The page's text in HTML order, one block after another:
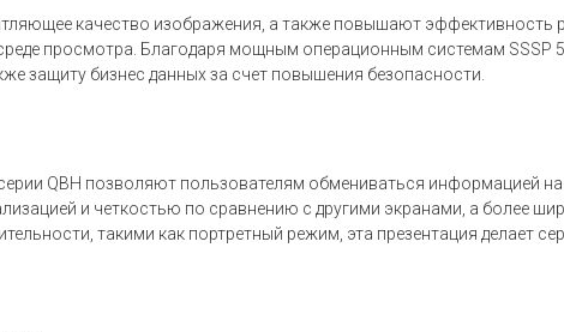
качество изображения, а также повышают эффективность
просмотра. Благодаря мощным операционным системам SSSP
защиту бизнес данных за счет повышения безопасности.
QBH позволяют пользователям обмениваться информацией
и четкостью по сравнению с другими экранами, а более
такими как портретный режим, эта презентация делает